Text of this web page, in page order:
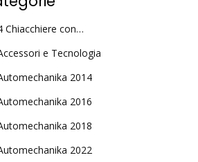
Chiacchiere con…
e Tecnologia
2014
2016
2018
2022